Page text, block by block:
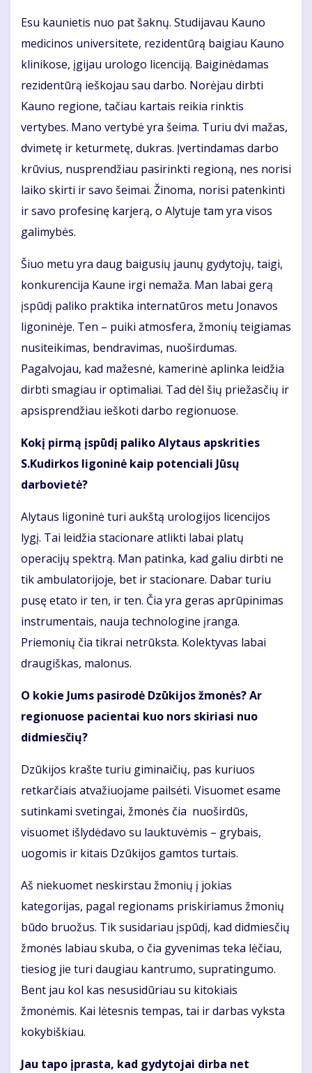
Esu kaunietis nuo pat šaknų. Studijavau Kauno
medicinos universitete, rezidentūrą baigiau Kauno
klinikose, įgijau urologo licenciją. Baiginėdamas
rezidentūrą ieškojau sau darbo. Norėjau dirbti
Kauno regione, tačiau kartais reikia rinktis
vertybes. Mano vertybė yra šeima. Turiu dvi mažas,
dvimetę ir keturmetę, dukras. Įvertindamas darbo
krūvius, nusprendžiau pasirinkti regioną, nes norisi
laiko skirti ir savo šeimai. Žinoma, norisi patenkinti
ir savo profesinę karjerą, o Alytuje tam yra visos
galimybės.
Šiuo metu yra daug baigusių jaunų gydytojų, taigi,
konkurencija Kaune irgi nemaža. Man labai gerą
įspūdį paliko praktika internatūros metu Jonavos
ligoninėje. Ten – puiki atmosfera, žmonių teigiamas
nusiteikimas, bendravimas, nuoširdumas.
Pagalvojau, kad mažesnė, kamerinė aplinka leidžia
dirbti smagiau ir optimaliai. Tad dėl šių priežasčių ir
apsisprendžiau ieškoti darbo regionuose.
Kokį pirmą įspūdį paliko Alytaus apskrities
S.Kudirkos ligoninė kaip potenciali Jūsų
darbovietė?
Alytaus ligoninė turi aukštą urologijos licencijos
lygį. Tai leidžia stacionare atlikti labai platų
operacijų spektrą. Man patinka, kad galiu dirbti ne
tik ambulatorijoje, bet ir stacionare. Dabar turiu
pusę etato ir ten, ir ten. Čia yra geras aprūpinimas
instrumentais, nauja technologine įranga.
Priemonių čia tikrai netrūksta. Kolektyvas labai
draugiškas, malonus.
O kokie Jums pasirodė Dzūkijos žmonės? Ar
regionuose pacientai kuo nors skiriasi nuo
didmiesčių?
Dzūkijos krašte turiu giminaičių, pas kuriuos
retkarčiais atvažiuojame pailsėti. Visuomet esame
sutinkami svetingai, žmonės čia nuoširdūs,
visuomet išlydėdavo su lauktuvėmis – grybais,
uogomis ir kitais Dzūkijos gamtos turtais.
Aš niekuomet neskirstau žmonių į jokias
kategorijas, pagal regionams priskiriamus žmonių
būdo bruožus. Tik susidariau įspūdį, kad didmiesčių
žmonės labiau skuba, o čia gyvenimas teka lėčiau,
tiesiog jie turi daugiau kantrumo, supratingumo.
Bent jau kol kas nesusidūriau su kitokiais
žmonėmis. Kai lėtesnis tempas, tai ir darbas vyksta
kokybiškiau.
Jau tapo įprasta, kad gydytojai dirba net